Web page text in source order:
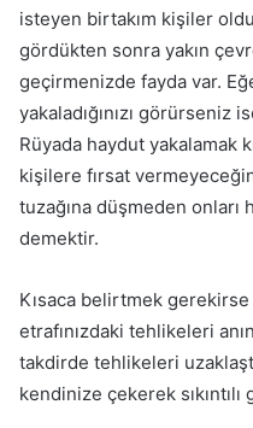
isteyen birtakım kişiler
gördükten sonra yakın
geçirmenizde fayda var.
yakaladığınızı
Rüyada haydut yakalamak
kişilere fırsat
tuzağına düşmeden onları
demektir.
Kısaca belirtmek
etrafınızdaki tehlikeleri
takdirde tehlikeleri
kendinize çekerek